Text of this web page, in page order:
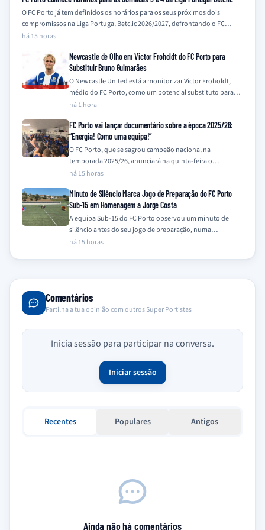
O FC Porto já tem definidos os horários para os seus próximos dois
compromissos na Liga Portugal Betclic 2026/2027, defrontando o FC…
há 15 horas
Newcastle de Olho em Victor Froholdt do FC Porto para
Substituir Bruno Guimarães
O Newcastle United está a monitorizar Victor Froholdt,
médio do FC Porto, como um potencial substituto para
Bruno Guimarães, que se encontra…
há 1 hora
FC Porto vai lançar documentário sobre a época 2025/26:
“Energia! Como uma equipa!”
O FC Porto, que se sagrou campeão nacional na
temporada 2025/26, anunciará na quinta-feira o
lançamento de um documentário que retrata a…
há 15 horas
Minuto de Silêncio Marca Jogo de Preparação do FC Porto
Sub-15 em Homenagem a Jorge Costa
A equipa Sub-15 do FC Porto observou um minuto de
silêncio antes do seu jogo de preparação, numa
homenagem a Jorge Costa…
há 15 horas
Comentários
Partilha a tua opinião com outros Super Portistas
Inicia sessão para participar na conversa.
Iniciar sessão
Recentes Populares Antigos
Ainda não há comentários